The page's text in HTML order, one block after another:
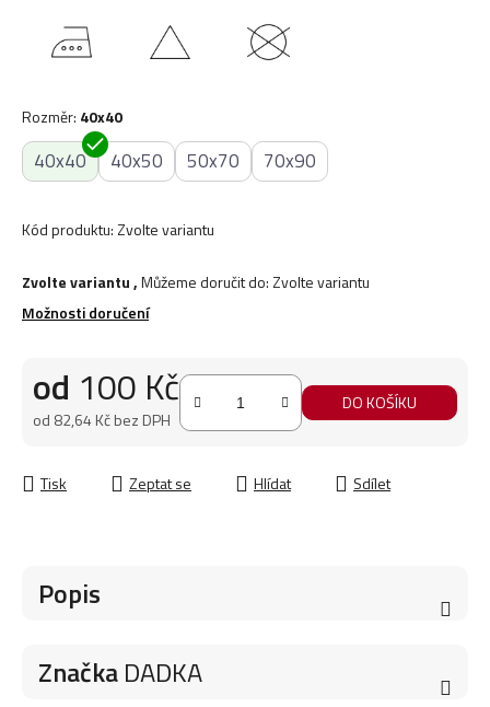
Rozměr: 40x40
40x40 40x50 50x70 70x90
Kód produktu:Zvolte variantu
Zvolte variantu,Můžeme doručit do:Zvolte variantu
Možnosti doručení
od 100 Kč
od 82,64 Kčbez DPH
DO KOŠÍKU
Tisk Zeptat se Hlídat Sdílet
Popis
ZnačkaDADKA